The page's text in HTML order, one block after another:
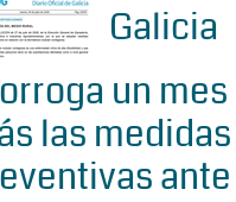
Galicia
un mes
las medidas